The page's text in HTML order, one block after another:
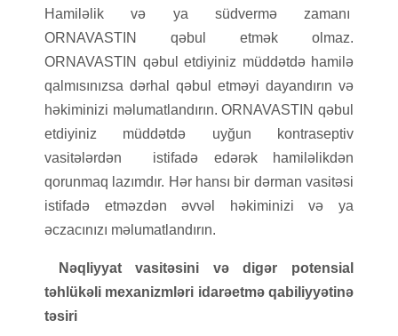
Hamiləlik və ya südvermə zamanı
ORNAVASTIN qəbul etmək olmaz.
ORNAVASTIN qəbul etdiyiniz müddətdə hamilə
qalmısınızsa dərhal qəbul etməyi dayandırın və
həkiminizi məlumatlandırın. ORNAVASTIN qəbul
etdiyiniz müddətdə uyğun kontraseptiv
vasitələrdən istifadə edərək hamiləlikdən
qorunmaq lazımdır. Hər hansı bir dərman vasitəsi
istifadə etməzdən əvvəl həkiminizi və ya
əczacınızı məlumatlandırın.
Nəqliyyat vasitəsini və digər potensial
təhlükəli mexanizmləri idarəetmə qabiliyyətinə
təsiri